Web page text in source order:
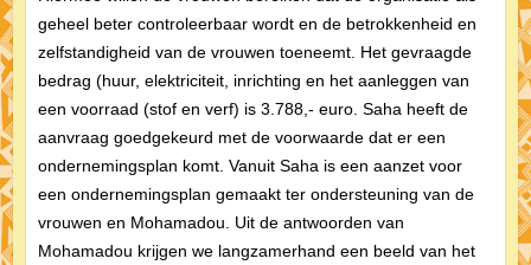
geheel beter controleerbaar wordt en de betrokkenheid en
zelfstandigheid van de vrouwen toeneemt. Het gevraagde
bedrag (huur, elektriciteit, inrichting en het aanleggen van
een voorraad (stof en verf) is 3.788,- euro. Saha heeft de
aanvraag goedgekeurd met de voorwaarde dat er een
ondernemingsplan komt. Vanuit Saha is een aanzet voor
een ondernemingsplan gemaakt ter ondersteuning van de
vrouwen en Mohamadou. Uit de antwoorden van
Mohamadou krijgen we langzamerhand een beeld van het